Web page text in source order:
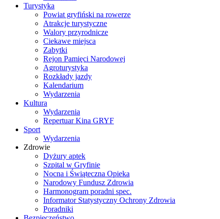
Turystyka
Powiat gryfiński na rowerze
Atrakcje turystyczne
Walory przyrodnicze
Ciekawe miejsca
Zabytki
Rejon Pamięci Narodowej
Agroturystyka
Rozkłady jazdy
Kalendarium
Wydarzenia
Kultura
Wydarzenia
Repertuar Kina GRYF
Sport
Wydarzenia
Zdrowie
Dyżury aptek
Szpital w Gryfinie
Nocna i Świąteczna Opieka
Narodowy Fundusz Zdrowia
Harmonogram poradni spec.
Informator Statystyczny Ochrony Zdrowia
Poradniki